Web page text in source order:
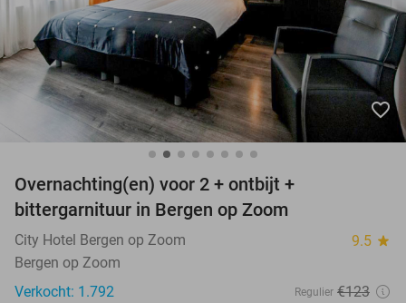
favorite_border
Overnachting(en) voor 2 + ontbijt +
bittergarnituur in Bergen op Zoom
City Hotel Bergen op Zoom 9.5 star
Bergen op Zoom
Verkocht: 1.792
Regulier €123